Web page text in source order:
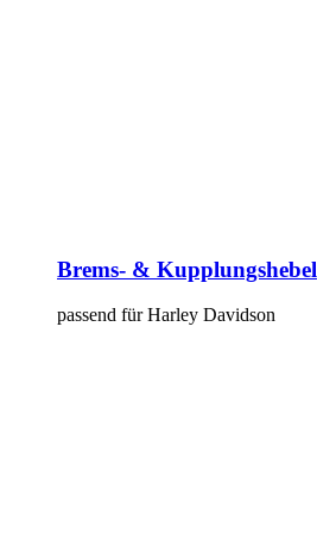
Brems- & Kupplungshebel
passend für Harley Davidson